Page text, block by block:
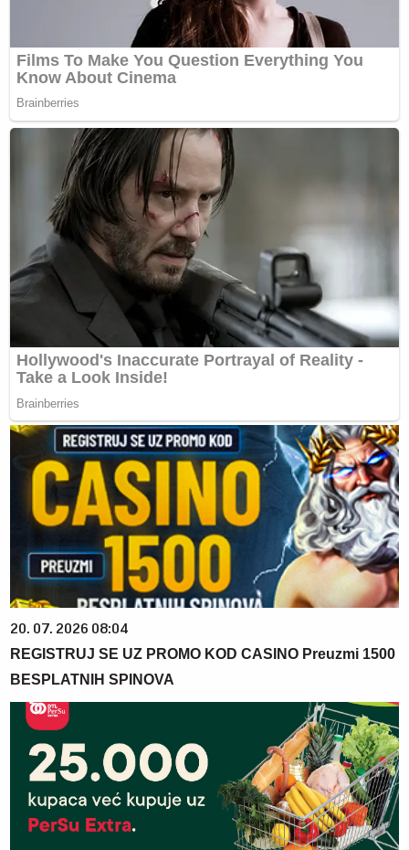
20. 07. 2026 08:04
REGISTRUJ SE UZ PROMO KOD CASINO Preuzmi 1500
BESPLATNIH SPINOVA